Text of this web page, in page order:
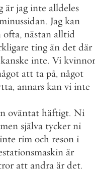
är jag inte alldeles
. Jag kan
ofta, nästan alltid
ting än det där
kanske inte. Vi kvinnor
att ta på, något
, annars kan vi inte
oväntat häftigt. Ni
men själva tycker ni
inte rim och reson i
är
att andra är det.